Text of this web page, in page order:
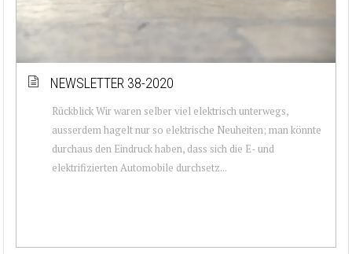
NEWSLETTER 38-2020
Rückblick Wir waren selber viel elektrisch unterwegs,
ausserdem hagelt nur so elektrische Neuheiten; man könnte
durchaus den Eindruck haben, dass sich die E- und
elektrifizierten Automobile durchsetz...